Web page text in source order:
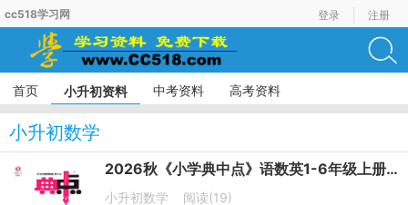
cc518学习网 登录 注册
首页 小升初资料 中考资料 高考资料
小升初数学
2026秋《小学典中点》语数英1-6年级上册PDF电子版下载
小升初数学 阅读(19)